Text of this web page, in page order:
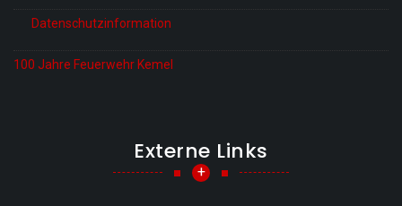
Datenschutzinformation
100 Jahre Feuerwehr Kemel
Externe Links
+